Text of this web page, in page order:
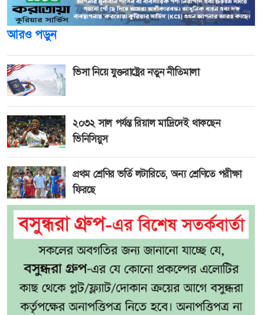
আরও পড়ুন
ভিসা নিয়ে যুক্তরাষ্ট্রের নতুন নীতিমালা
২০৩২ সাল পর্যন্ত রিয়াল মাদ্রিদেই থাকছেন
ভিনিসিয়ুস
প্রথম শ্রেণির ভর্তি লটারিতে, অন্য শ্রেণিতে পরীক্ষা
ফিরছে